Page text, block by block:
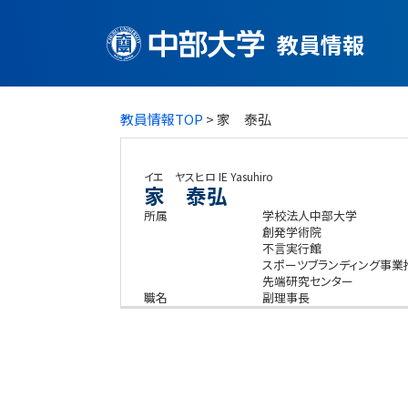
教員情報
教員情報TOP > 家 泰弘
イエ ヤスヒロ IE Yasuhiro
家 泰弘
所属
学校法人中部大学
創発学術院
不言実行館
スポーツブランディング事
先端研究センター
職名
副理事長